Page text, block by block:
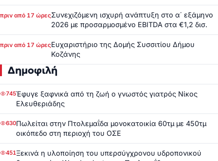
πριν από 17 ώρεςΣυνεχιζόμενη ισχυρή ανάπτυξη στο α΄ εξάμηνο
2026 με προσαρμοσμένο EBITDA στα €1,2 δισ.
πριν από 17 ώρεςΕυχαριστήριο της Δομής Συσσιτίου Δήμου
Κοζάνης
Δημοφιλή
745Έφυγε ξαφνικά από τη ζωή ο γνωστός γιατρός Νίκος
Ελευθεριάδης
630Πωλείται στην Πτολεμαΐδα μονοκατοικία 60τμ με 450τμ
οικόπεδο στη περιοχή του ΟΣΕ
451Ξεκινά η υλοποίηση του υπερσύγχρονου υδροπονικού